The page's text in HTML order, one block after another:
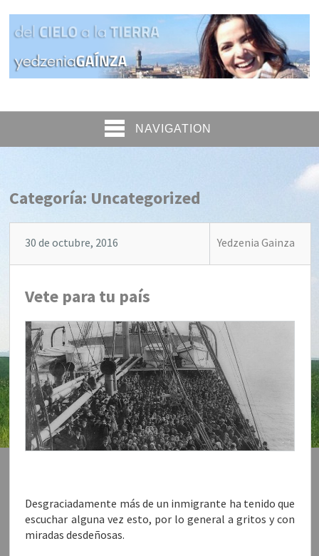
NAVIGATION
Categoría: Uncategorized
30 de octubre, 2016 Yedzenia Gainza
Vete para tu país
Desgraciadamente más de un inmigrante ha tenido que
escuchar alguna vez esto, por lo general a gritos y con
miradas desdeñosas.